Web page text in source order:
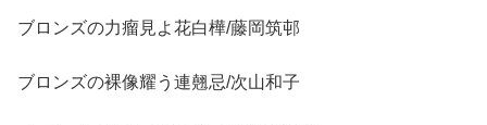
ブロンズの力瘤見よ花白樺/藤岡筑邨
ブロンズの裸像耀う連翹忌/次山和子